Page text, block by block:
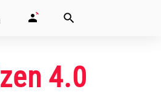
4.0